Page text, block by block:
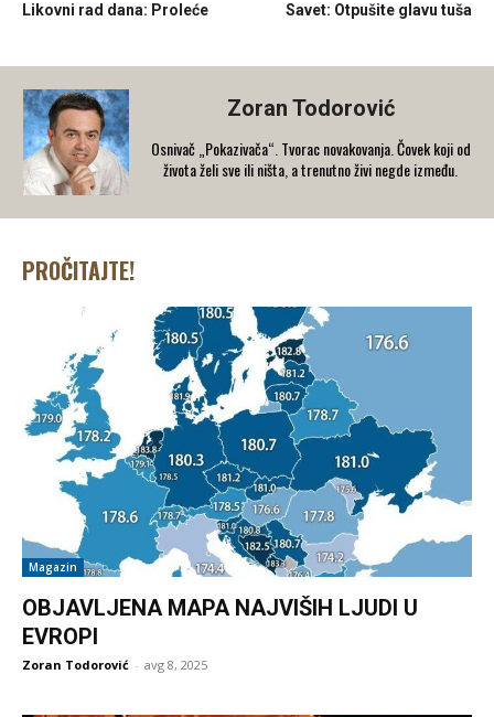
Likovni rad dana: Proleće Savet: Otpušite glavu tuša
Zoran Todorović
Osnivač „Pokazivača“. Tvorac novakovanja. Čovek koji od
života želi sve ili ništa, a trenutno živi negde između.
PROČITAJTE!
Magazin
OBJAVLJENA MAPA NAJVIŠIH LJUDI U
EVROPI
Zoran Todorović - avg 8, 2025